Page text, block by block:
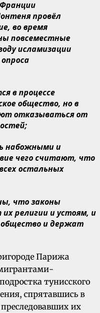
провёл
во время
повсеместные
исламизации
в процессе
общество, но в
отказываться от
набожными и
чего считают, что
остальных
что законы
религии и устоям, и
и держат
Парижа
тунисского
спрятавшись в
их